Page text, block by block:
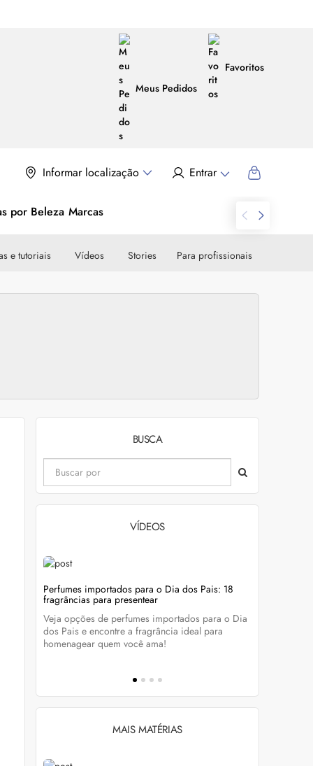
Meus Pedidos
Favoritos
Informar localização Entrar
por Beleza Marcas
e tutoriais Vídeos Stories
Para profissionais
BUSCA
VÍDEOS
lo e
Perfumes importados para o Dia dos Pais: 18
fragrâncias para presentear
Veja opções de perfumes importados para o Dia
dos Pais e encontre a fragrância ideal para
homenagear quem você ama!
MAIS MATÉRIAS